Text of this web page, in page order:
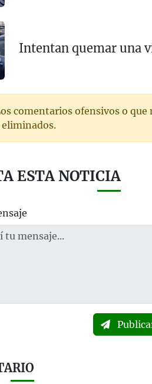
Intentan quemar una
comentarios ofensivos o
ESTA NOTICIA